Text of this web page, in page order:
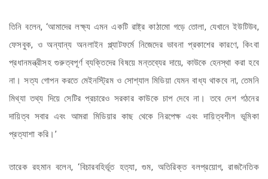
তিনি বলেন, ‘আমাদের লক্ষ্য এমন একটি রাষ্ট্র কাঠামো গড়ে তোলা, যেখানে ইউটিউব,
ফেসবুক, ও অন্যান্য অনলাইন প্ল্যাটফর্মে নিজেদের ভাবনা প্রকাশের কারণে, কিংবা
প্রধানমন্ত্রীসহ গুরুত্বপূর্ণ ব্যক্তিদের বিষয়ে মন্তব্যের দায়ে, কাউকে হেনস্থা করা হবে
না। সত্য গোপন করতে মেইনস্ট্রিম ও সোশ্যাল মিডিয়া যেমন বাধ্য থাকবে না, তেমনি
মিথ্যা তথ্য দিয়ে সেটির প্রচারেও সরকার কাউকে চাপ দেবে না। তবে দেশ গঠনের
দায়িত্ব সবার এবং আমরা মিডিয়ার কাছ থেকে নিরপেক্ষ এবং দায়িত্বশীল ভূমিকা
প্রত্যাশা করি।’
তারেক রহমান বলেন, ‘বিচারবহির্ভূত হত্যা, গুম, অতিরিক্ত বলপ্রয়োগ, রাজনৈতিক